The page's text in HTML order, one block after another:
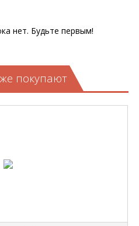
нет. Будьте первым!
покупают